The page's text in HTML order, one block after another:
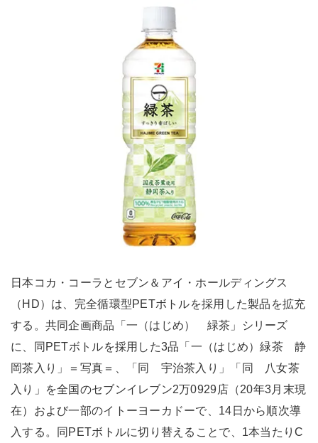
日本コカ・コーラとセブン＆アイ・ホールディングス
（HD）は、完全循環型PETボトルを採用した製品を拡充
する。共同企画商品「一（はじめ） 緑茶」シリーズ
に、同PETボトルを採用した3品「一（はじめ）緑茶 静
岡茶入り」＝写真＝、「同 宇治茶入り」「同 八女茶
入り」を全国のセブンイレブン2万0929店（20年3月末現
在）および一部のイトーヨーカドーで、14日から順次導
入する。同PETボトルに切り替えることで、1本当たりC